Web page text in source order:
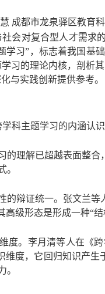
成都市龙泉驿区教育
会对复合型人才需求
学习”，标志着我国基
习的理论内核，剖析
与实践创新提供参考。
科主题学习的内涵认
的理解已超越表面整
。
的辩证统一。张文兰
高级形态是形成一种“
度。李月清等人在《
维度，它回归知识产
。